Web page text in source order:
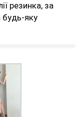
резинка, за
будь-яку